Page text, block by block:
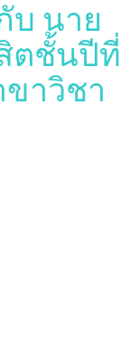
บ นาย
ตชั้นปีที่
าวิชา